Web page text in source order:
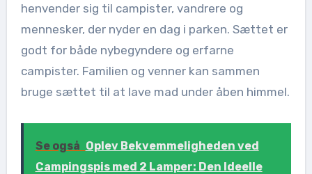
henvender sig til campister, vandrere og
mennesker, der nyder en dag i parken. Sættet er
godt for både nybegyndere og erfarne
campister. Familien og venner kan sammen
bruge sættet til at lave mad under åben himmel.
Se også Oplev Bekvemmeligheden ved
Campingspis med 2 Lamper: Den Ideelle